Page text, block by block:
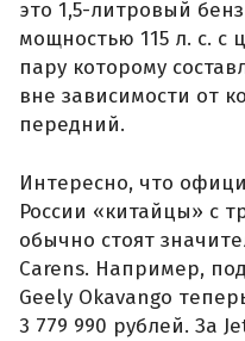
это 1,5-литровый
мощностью 115 л. с.
пару которому
вне зависимости от
передний.
Интересно, что
России «китайцы» с
обычно стоят
Carens. Например,
Geely Okavango
3 779 990 рублей. За